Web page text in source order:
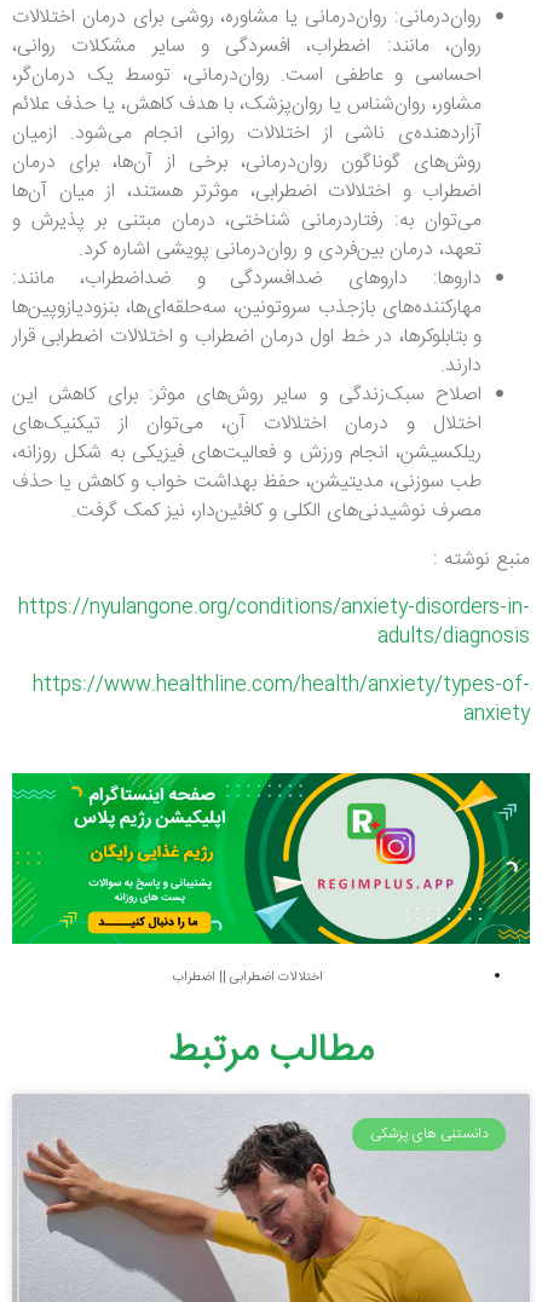
روان‌درمانی: روان‌درمانی یا مشاوره، روشی برای درمان اختلالات
روان، مانند: اضطراب، افسردگی و سایر مشکلات روانی،
احساسی و عاطفی است. روان‌درمانی، توسط یک درمان‌گر،
مشاور، روان‌شناس یا روان‌پزشک، با هدف کاهش، یا حذف علائم
آزاردهنده‌ی ناشی از اختلالات روانی انجام می‌شود. ازمیان
روش‌های گوناگون روان‌درمانی، برخی از آن‌ها، برای درمان
اضطراب و اختلالات اضطرابی، موثرتر هستند، از میان آن‌ها
می‌توان به: رفتاردرمانی شناختی، درمان مبتنی بر پذیرش و
تعهد، درمان بین‌فردی و روان‌درمانی پویشی اشاره کرد.
داروها: داروهای ضدافسردگی و ضداضطراب، مانند:
مهارکننده‌های بازجذب سروتونین، سه‌حلقه‌ای‌ها، بنزودیازوپین‌ها
و بتابلوکرها، در خط اول درمان اضطراب و اختلالات اضطرابی قرار
دارند.
اصلاح سبک‌زندگی و سایر روش‌های موثر: برای کاهش این
اختلال و درمان اختلالات آن، می‌توان از تیکنیک‌های
ریلکسیشن، انجام ورزش و فعالیت‌های فیزیکی به شکل روزانه،
طب سوزنی، مدیتیشن، حفظ بهداشت خواب و کاهش یا حذف
مصرف نوشیدنی‌های الکلی و کافئین‌دار، نیز کمک گرفت.
منبع نوشته :
https://nyulangone.org/conditions/anxiety-disorders-in-
adults/diagnosis
https://www.healthline.com/health/anxiety/types-of-
anxiety
اختلالات اضطرابی || اضطراب
مطالب مرتبط
دانستنی های پزشکی